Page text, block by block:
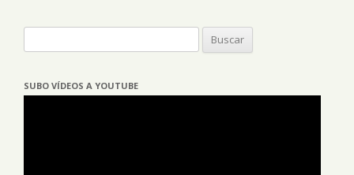
SUBO VÍDEOS A YOUTUBE